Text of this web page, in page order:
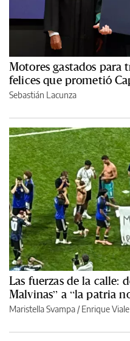
Motores gastados para
felices que prometió
Sebastián Lacunza
Las fuerzas de la calle:
Malvinas” a “la patria
Maristella Svampa /Enrique Viale